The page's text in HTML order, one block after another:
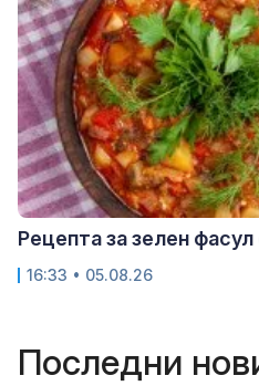
Рецепта за зелен
16:33 • 05.08.26
Последни